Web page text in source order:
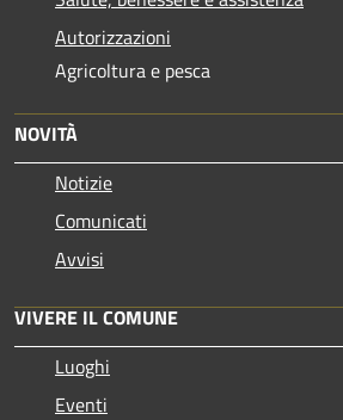
Autorizzazioni
Agricoltura e pesca
NOVITÀ
Notizie
Comunicati
Avvisi
VIVERE IL COMUNE
Luoghi
Eventi